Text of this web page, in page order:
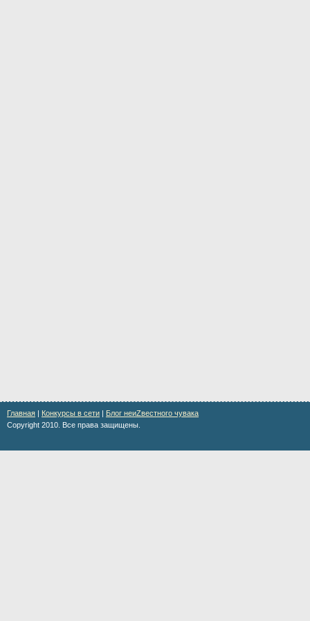
Главная | Конкурсы в сети | Блог неиZвестного чувака
Copyright 2010. Все права защищены.